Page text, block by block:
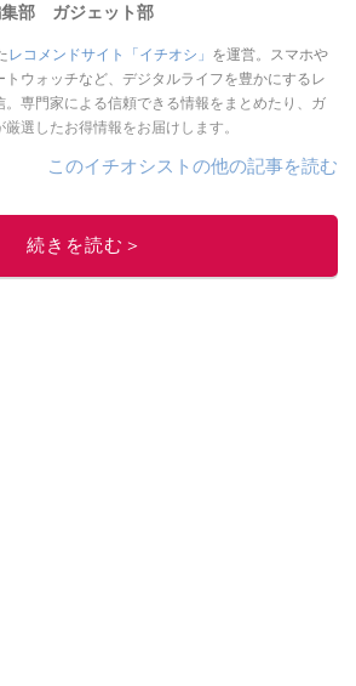
集部 ガジェット部
レコメンドサイト「イチオシ」 を運営。スマホや
ウォッチなど、デジタルライフを豊かにするレ
。専門家による信頼できる情報をまとめたり、ガ
選したお得情報をお届けします。
このイチオシストの他の記事を読む
続きを読む＞